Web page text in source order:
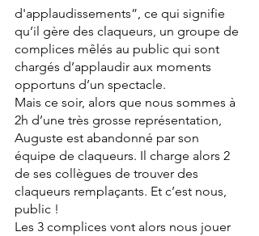
d'applaudissements”, ce qui signifie
qu’il gère des claqueurs, un groupe de
complices mêlés au public qui sont
chargés d’applaudir aux moments
opportuns d’un spectacle.
Mais ce soir, alors que nous sommes à
2h d’une très grosse représentation,
Auguste est abandonné par son
équipe de claqueurs. Il charge alors 2
de ses collègues de trouver des
claqueurs remplaçants. Et c’est nous,
public !
Les 3 complices vont alors nous jouer